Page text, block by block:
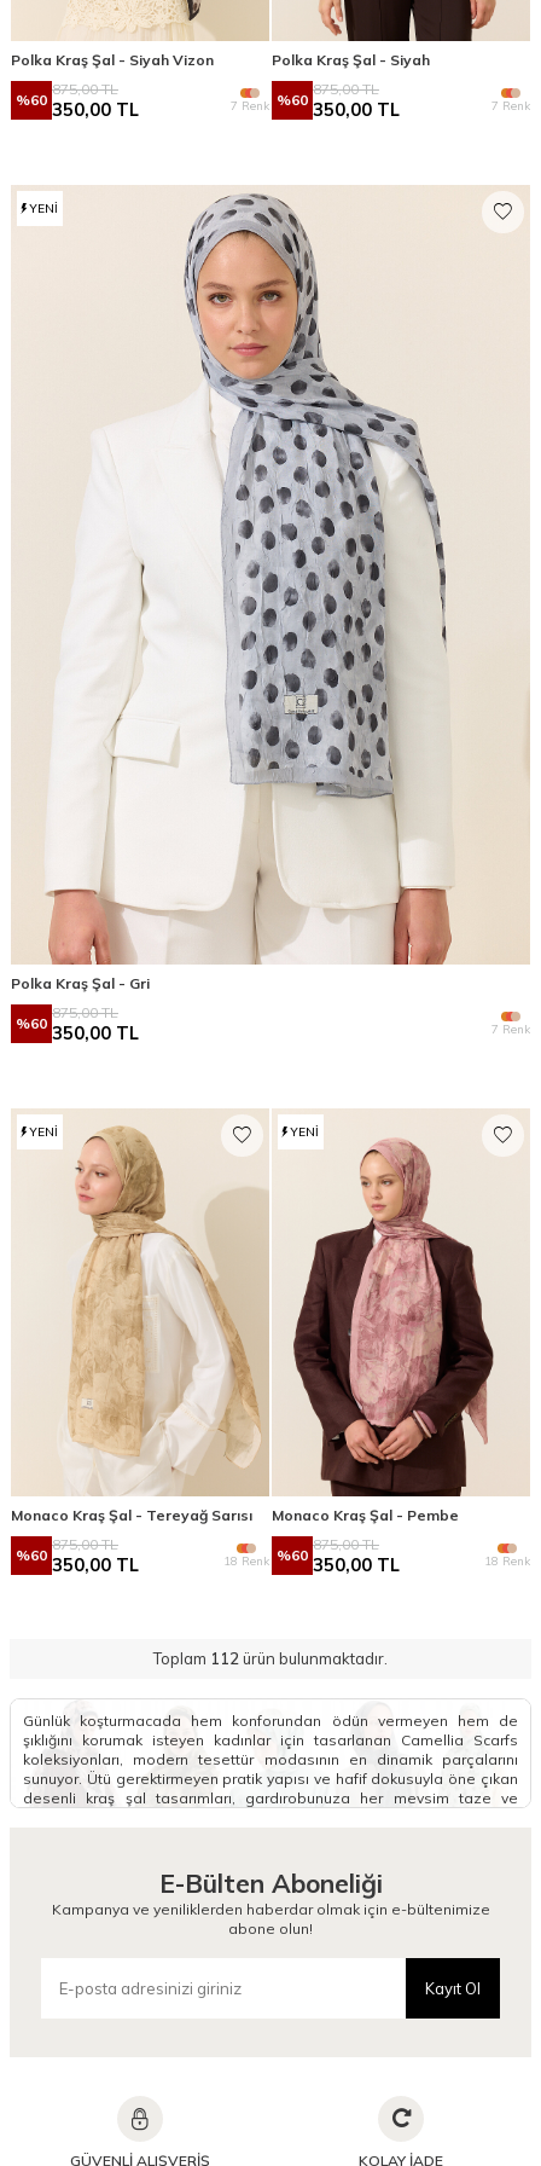
Polka Kraş Şal - Siyah Vizon
%60
875,00TL
350,00 TL 7 Renk
Polka Kraş Şal - Siyah
%60
875,00TL
350,00 TL 7 Renk
YENI
Polka Kraş Şal - Gri
%60
875,00TL
350,00 TL 7 Renk
YENI
Monaco Kraş Şal - Tereyağ Sarısı
%60
875,00TL
350,00 TL 18 Renk
YENI
Monaco Kraş Şal - Pembe
%60
875,00TL
350,00 TL 18 Renk
Toplam 112 ürün bulunmaktadır.
Günlük koşturmacada hem konforundan ödün vermeyen hem de
şıklığını korumak isteyen kadınlar için tasarlanan Camellia Scarfs
koleksiyonları, modern tesettür modasının en dinamik parçalarını
sunuyor. Ütü gerektirmeyen pratik yapısı ve hafif dokusuyla öne çıkan
desenli kraş şal tasarımları, gardırobunuza her mevsim taze ve
Tesettür giyiminde gün boyu bozulan baş örtüsü formuna veda
etmenizi sağlayan kraş şal modelleri, kendinden buruşuk dokusu
sayesinde ekstra hacimli ve tok bir duruş sergiler. Farklı tarzlara ve
bir kullanım kolaylığı sunar. Tarzınıza daha minimalist ya da geometrik
modellerini inceleyebilirsiniz. Kombinlerinde
Her kadının gardırobunda imza niteliğinde bir parça bulundurması
adına tasarlanan bu özel koleksiyon, zengin motifleriyle her kombine
yenilikçi bir esneklik kazandırır. Floral desenlerin ve doğallığın
E-Bülten Aboneliği
Kampanya ve yeniliklerden haberdar olmak için e-bültenimize
abone olun!
Kayıt Ol
GÜVENLİ ALIŞVERİŞ KOLAY İADE